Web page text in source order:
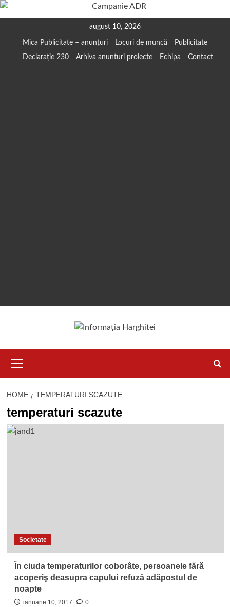
august 10, 2026
Mica Publicitate – anunțuri Locuri de muncă
Publicitate
Declarație 230
Arhiva anunturi proiecte Echipa Contact
Menu
HOME TEMPERATURI SCAZUTE
temperaturi scazute
Societate
În ciuda temperaturilor coborâte, persoanele fără
acoperiş deasupra capului refuză adăpostul de
noapte
ianuarie 10, 2017
0